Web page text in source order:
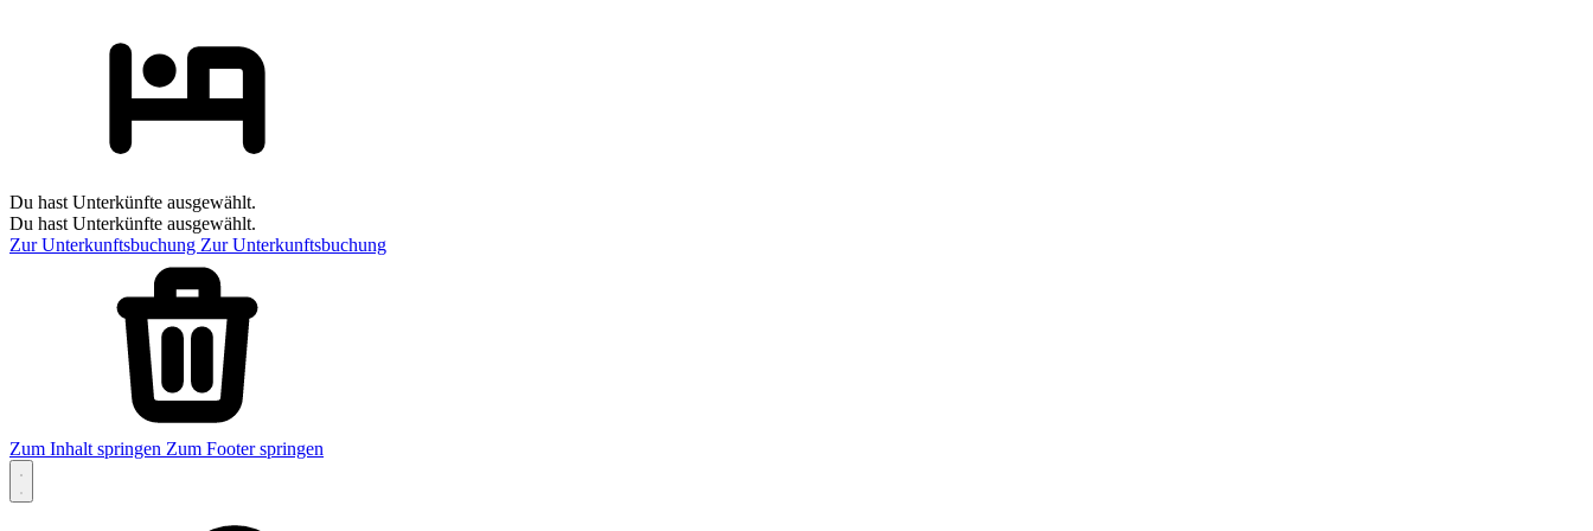
Du hast Unterkünfte ausgewählt.
Du hast Unterkünfte ausgewählt.
Zur Unterkunftsbuchung Zur Unterkunftsbuchung
Zum Inhalt springen Zum Footer springen